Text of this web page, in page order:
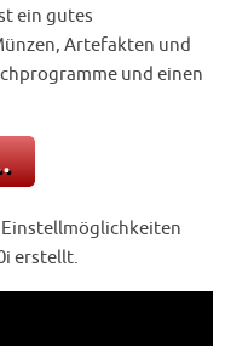
ein gutes
Artefakten und
und einen
erstellt.